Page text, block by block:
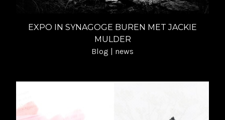
EXPO IN SYNAGOGE BUREN MET JACKIE
MULDER
Blog | news